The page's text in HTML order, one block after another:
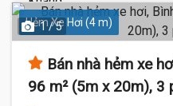
Hẻm Xe Hơi (4 m)
1 / 5
Bán nhà hẻm xe
96 m² (5m x 20m), 3